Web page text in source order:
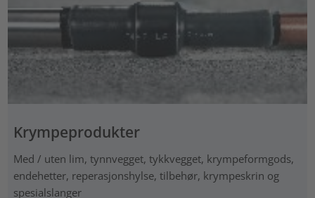
Krympeprodukter
Med / uten lim, tynnvegget, tykkvegget, krympeformgods,
endehetter, reperasjonshylse, tilbehør, krympeskrin og
spesialslanger